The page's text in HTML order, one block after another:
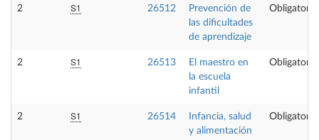
2 S1 26512
Prevención de
las dificultades
de aprendizaje
Obligatoria
2 S1 26513
El maestro en
la escuela
infantil
Obligatoria
2 S1 26514
Infancia, salud
y alimentación
Obligatoria